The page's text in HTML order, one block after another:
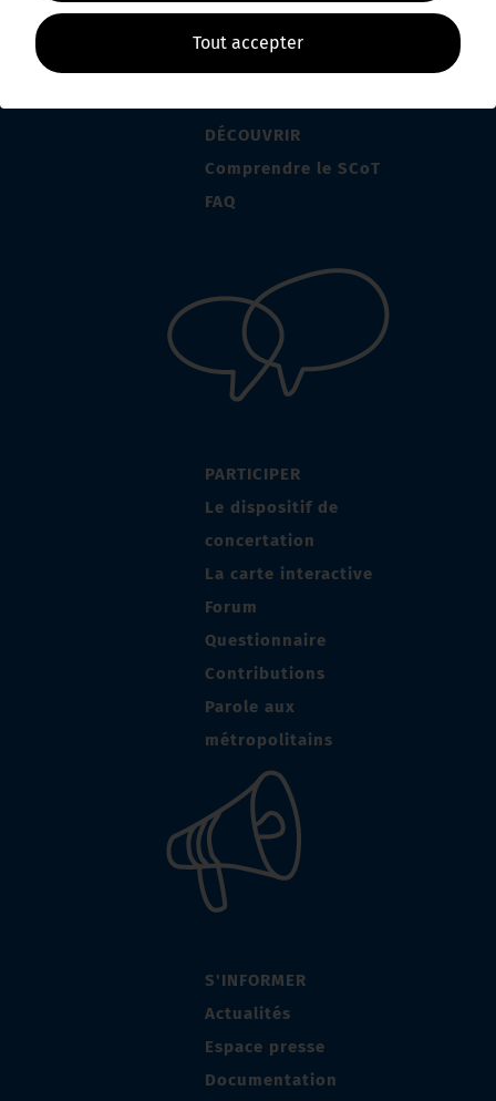
DÉCOUVRIR
Comprendre le SCoT
FAQ
PARTICIPER
Le dispositif de
concertation
La carte interactive
Forum
Questionnaire
Contributions
Parole aux
métropolitains
S'INFORMER
Actualités
Espace presse
Documentation
Tout accepter